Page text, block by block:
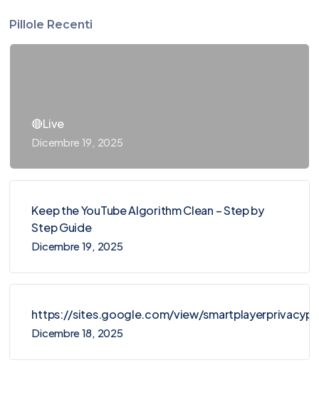
Pillole Recenti
🔴Live
Dicembre 19, 2025
Keep the YouTube Algorithm Clean – Step by
Step Guide
Dicembre 19, 2025
https://sites.google.com/view/
Dicembre 18, 2025